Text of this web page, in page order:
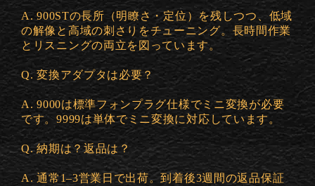
A. 900STの長所（明瞭さ・定位）を残しつつ、低域
の解像と高域の刺さりをチューニング。長時間作業
とリスニングの両立を図っています。
Q. 変換アダプタは必要？
A. 9000は標準フォンプラグ仕様でミニ変換が必要
です。9999は単体でミニ変換に対応しています。
Q. 納期は？返品は？
A. 通常1–3営業日で出荷。到着後3週間の返品保証